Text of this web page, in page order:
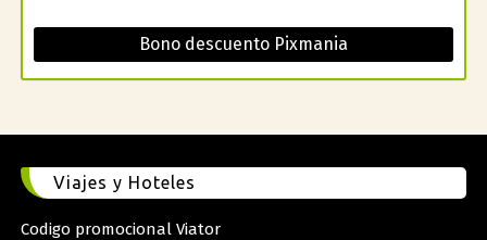
Bono descuento Pixmania
Viajes y Hoteles
Codigo promocional Viator